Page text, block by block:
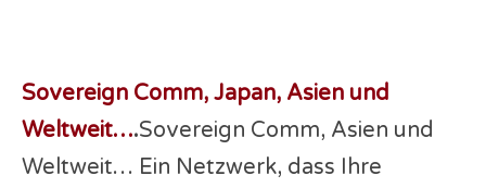
Sovereign Comm, Japan, Asien und
Weltweit….Sovereign Comm, Asien und
Weltweit… Ein Netzwerk, dass Ihre